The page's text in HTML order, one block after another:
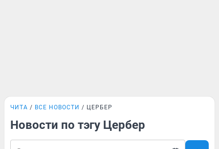
ЧИТА ВСЕ НОВОСТИ ЦЕРБЕР
Новости по тэгу Цербер